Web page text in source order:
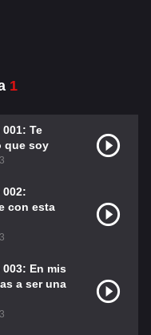
Perroni
1
Te
que soy
con esta
En mis
a ser una